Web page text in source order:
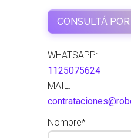
CONSULTÁ
WHATSAPP:
1125075624
MAIL:
Nombre*